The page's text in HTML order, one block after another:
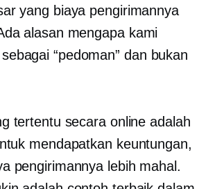
yang biaya pengirimannya
alasan mengapa kami
“pedoman” dan bukan
tertentu secara online adalah
mendapatkan keuntungan,
pengirimannya lebih mahal.